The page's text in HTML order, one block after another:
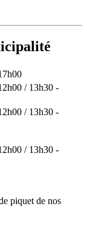
/ 13h30 -
/ 13h30 -
/ 13h30 -
piquet de nos